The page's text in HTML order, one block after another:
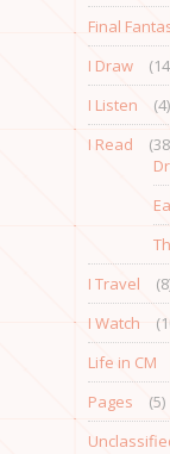
Final
I Draw
I Listen
(4)
I Read
I Travel
I Watch
Life in CM
Pages
(5)